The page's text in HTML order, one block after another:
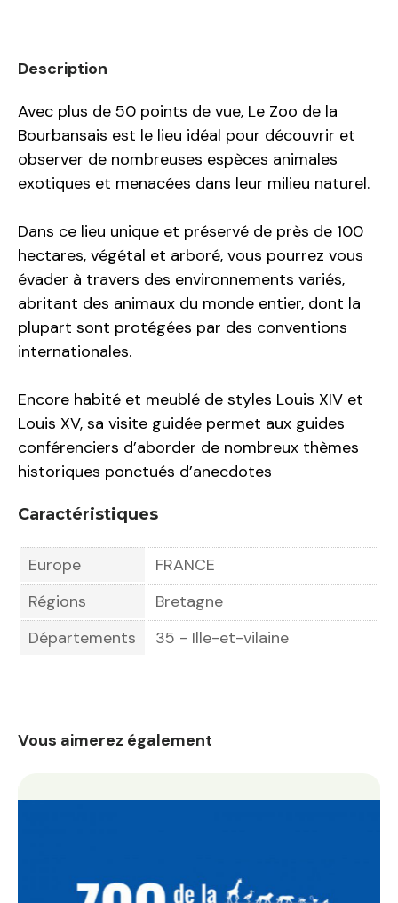
Description
Avec plus de 50 points de vue, Le Zoo de la
Bourbansais est le lieu idéal pour découvrir et
observer de nombreuses espèces animales
exotiques et menacées dans leur milieu naturel.
Dans ce lieu unique et préservé de près de 100
hectares, végétal et arboré, vous pourrez vous
évader à travers des environnements variés,
abritant des animaux du monde entier, dont la
plupart sont protégées par des conventions
internationales.
Encore habité et meublé de styles Louis XIV et
Louis XV, sa visite guidée permet aux guides
conférenciers d’aborder de nombreux thèmes
historiques ponctués d’anecdotes
Caractéristiques
Europe
FRANCE
Régions
Bretagne
Départements
35 - Ille-et-vilaine
Vous aimerez également